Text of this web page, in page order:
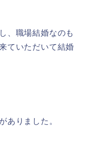
、職場結婚なのも
ていただいて結婚
ありました。